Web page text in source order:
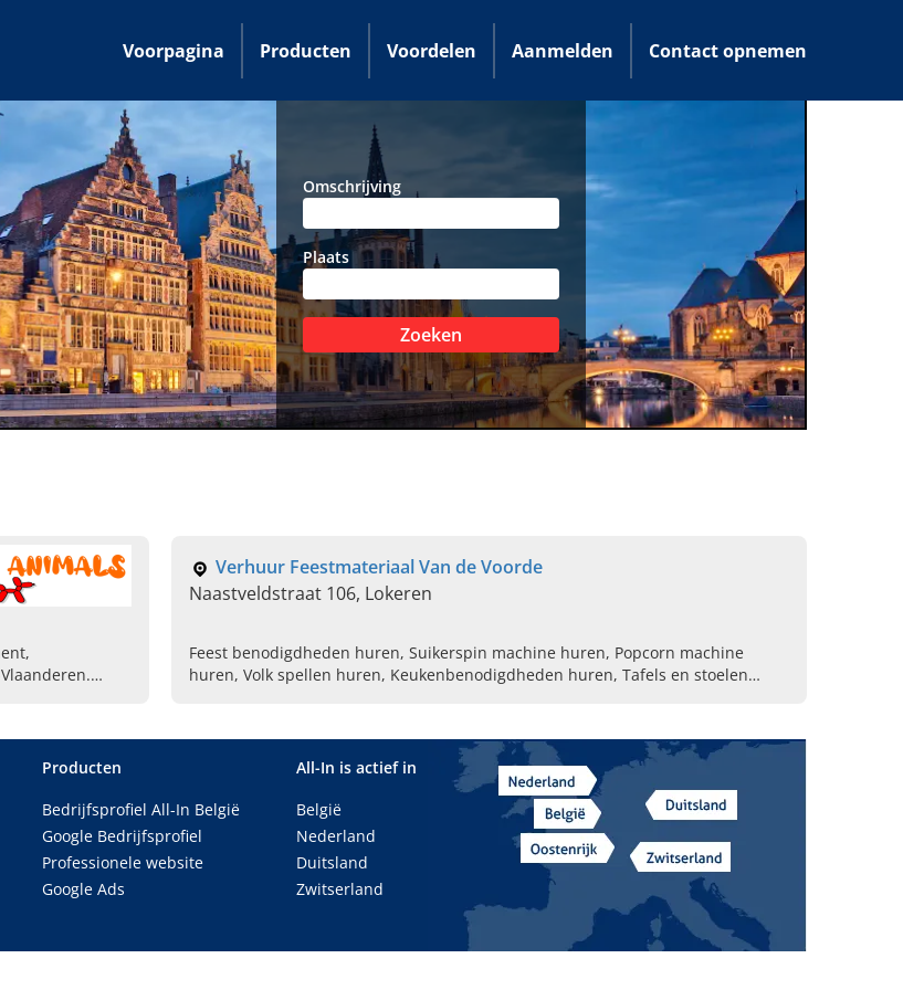
Voorpagina Producten Voordelen Aanmelden Contact opnemen
Omschrijving
Plaats
Zoeken
Verhuur Feestmateriaal Van de Voorde
Naastveldstraat 106, Lokeren
Feest benodigdheden huren, Suikerspin machine huren, Popcorn machine
huren, Volk spellen huren, Keukenbenodigdheden huren, Tafels en stoelen
Producten
Bedrijfsprofiel All-In België
Google Bedrijfsprofiel
Professionele website
Google Ads
All-In is actief in
België
Nederland
Duitsland
Zwitserland